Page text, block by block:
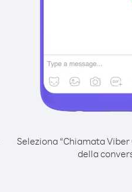
Seleziona “Chiamata
della